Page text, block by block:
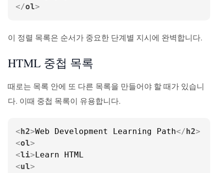
</ol>
이 정렬 목록은 순서가 중요한 단계별 지시에 완벽합니다.
HTML 중첩 목록
때로는 목록 안에 또 다른 목록을 만들어야 할 때가 있습니
다. 이때 중첩 목록이 유용합니다.
<h2>Web Development Learning Path</h2>
<ol>
<li>
<ul>